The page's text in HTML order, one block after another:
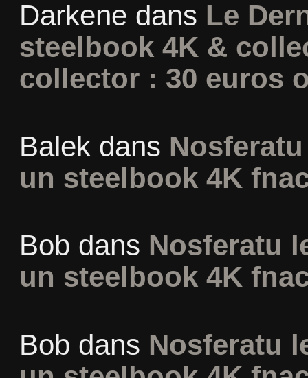
Darkene dans Le
steelbook 4K &
collector : 30 euros
Balekdans
un steelbook 4K
Bob dans Nosferatu
un steelbook 4K
Bob dans Nosferatu